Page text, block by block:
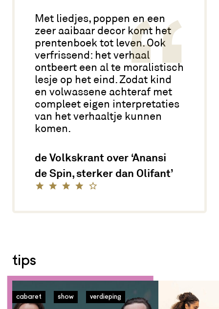
Met liedjes, poppen en een
zeer aaibaar decor komt het
prentenboek tot leven. Ook
verfrissend: het verhaal
ontbeert een al te moralistisch
lesje op het eind. Zodat kind
en volwassene achteraf met
compleet eigen interpretaties
van het verhaaltje kunnen
komen.
de Volkskrant over ‘Anansi
de Spin, sterker dan Olifant’
tips
cabaret show verdieping